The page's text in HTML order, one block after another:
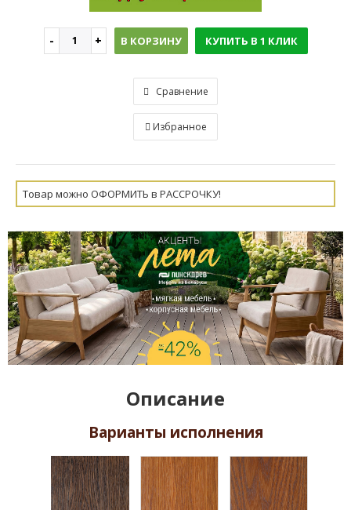
В КОРЗИНУ КУПИТЬ В 1 КЛИК
Сравнение
Избранное
Товар можно ОФОРМИТЬ в РАССРОЧКУ!
Описание
Варианты исполнения